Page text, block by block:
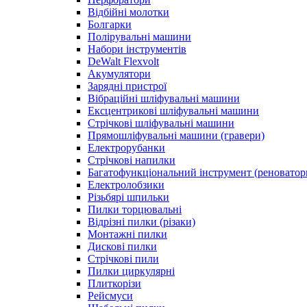
Відбійні молотки
Болгарки
Полірувальні машини
Набори інструментів
DeWalt Flexvolt
Акумулятори
Зарядні пристрої
Вібраційні шліфувальні машини
Ексцентрикові шліфувальні машини
Стрічкові шліфувальні машини
Прямошліфувальні машини (гравери)
Електрорубанки
Стрічкові напилки
Багатофункціональний інструмент
Електролобзики
Різьбярі шпильки
Пилки торцювальні
Відрізні пилки (різаки)
Монтажні пилки
Дискові пилки
Стрічкові пили
Пилки циркулярні
Плиткорізи
Рейсмуси